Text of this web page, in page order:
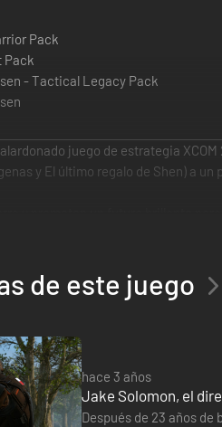
Pack
Pack
- Tactical Legacy Pack
juego de estrategia
y El último regalo de Shen) a un
y prometen un futuro brillante
mundial para acabar con la
Chosen incorpora contenidos
surge un nuevo enemigo, los
Edition o el Pack de Refuerzo,
de este juego
hace 3 años
Jake Solomon, el
Después de 23 años